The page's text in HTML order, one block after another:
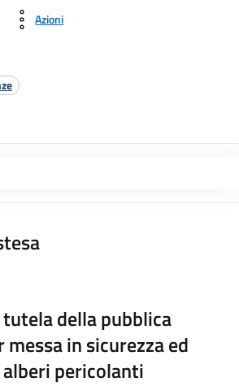
Azioni
della pubblica
in sicurezza ed
pericolanti